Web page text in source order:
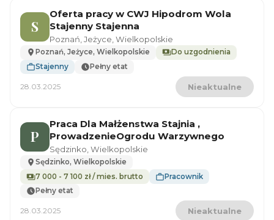
S
Oferta pracy w CWJ Hipodrom Wola
Stajenny Stajenna
Poznań, Jeżyce, Wielkopolskie
Poznań, Jeżyce, Wielkopolskie
Do uzgodnienia
Stajenny
Pełny etat
28.03.2025 Nieaktualne
P
Praca Dla Małżenstwa Stajnia ,
ProwadzenieOgrodu Warzywnego
Sędzinko, Wielkopolskie
Sędzinko, Wielkopolskie
7 000 - 7 100 zł / mies. brutto
Pracownik
Pełny etat
28.03.2025 Nieaktualne